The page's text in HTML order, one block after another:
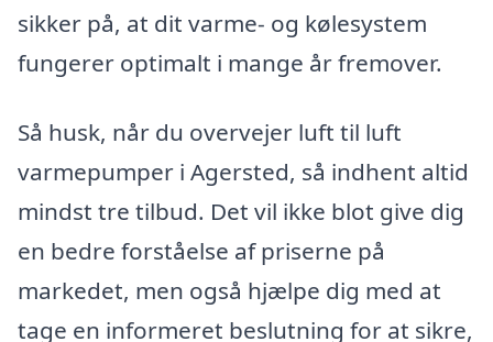
sikker på, at dit varme- og kølesystem
fungerer optimalt i mange år fremover.
Så husk, når du overvejer luft til luft
varmepumper i Agersted, så indhent altid
mindst tre tilbud. Det vil ikke blot give dig
en bedre forståelse af priserne på
markedet, men også hjælpe dig med at
tage en informeret beslutning for at sikre,